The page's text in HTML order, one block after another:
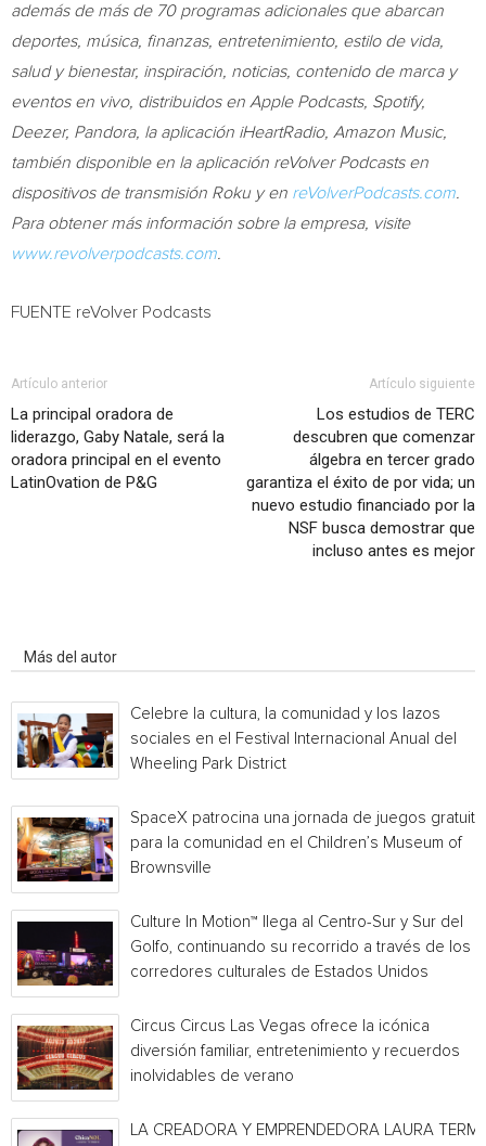
además de más de 70 programas adicionales que abarcan
deportes, música, finanzas, entretenimiento, estilo de vida,
salud y bienestar, inspiración, noticias, contenido de marca y
eventos en vivo, distribuidos en Apple Podcasts, Spotify,
Deezer, Pandora, la aplicación iHeartRadio, Amazon Music,
también disponible en la aplicación reVolver Podcasts en
dispositivos de transmisión Roku y en reVolverPodcasts.com
Para obtener más información sobre la empresa, visite
www.revolverpodcasts.com
FUENTE reVolver Podcasts
Artículo anterior
La principal oradora de
liderazgo, Gaby Natale, será la
oradora principal en el evento
LatinOvation de P&G
Artículo siguiente
Los estudios de TERC
descubren que comenzar
álgebra en tercer grado
garantiza el éxito de por vida; un
nuevo estudio financiado por la
NSF busca demostrar que
incluso antes es mejor
Más del autor
Celebre la cultura, la comunidad y los lazos
sociales en el Festival Internacional Anual del
Wheeling Park District
SpaceX patrocina una jornada de juegos gratuita
para la comunidad en el Children’s Museum of
Brownsville
Culture In Motion™ llega al Centro-Sur y Sur del
Golfo, continuando su recorrido a través de los
corredores culturales de Estados Unidos
Circus Circus Las Vegas ofrece la icónica
diversión familiar, entretenimiento y recuerdos
inolvidables de verano
LA CREADORA Y EMPRENDEDORA LAURA